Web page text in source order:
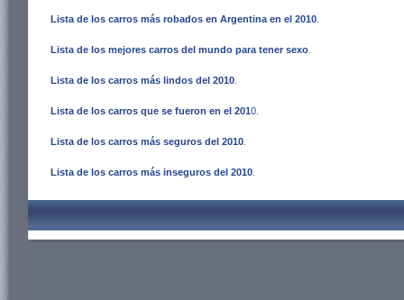
Lista de los carros más robados en Argentina en el 2010
Lista de los mejores carros del mundo para tener sexo
Lista de los carros más lindos del 2010
Lista de los carros que se fueron en el 2010
Lista de los carros más seguros del 2010
Lista de los carros más inseguros del 2010